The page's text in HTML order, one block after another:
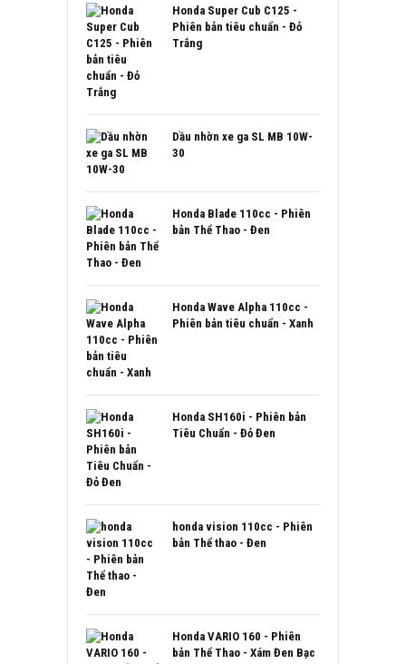
Honda Super Cub C125 -
Phiên bản tiêu chuẩn - Đỏ
Trắng
Dầu nhờn xe ga SL MB 10W-
30
Honda Blade 110cc - Phiên
bản Thể Thao - Đen
Honda Wave Alpha 110cc -
Phiên bản tiêu chuẩn - Xanh
Honda SH160i - Phiên bản
Tiêu Chuẩn - Đỏ Đen
honda vision 110cc - Phiên
bản Thể thao - Đen
Honda VARIO 160 - Phiên
bản Thể Thao - Xám Đen Bạc